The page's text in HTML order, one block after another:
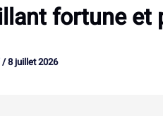
fortune et
/8 juillet 2026